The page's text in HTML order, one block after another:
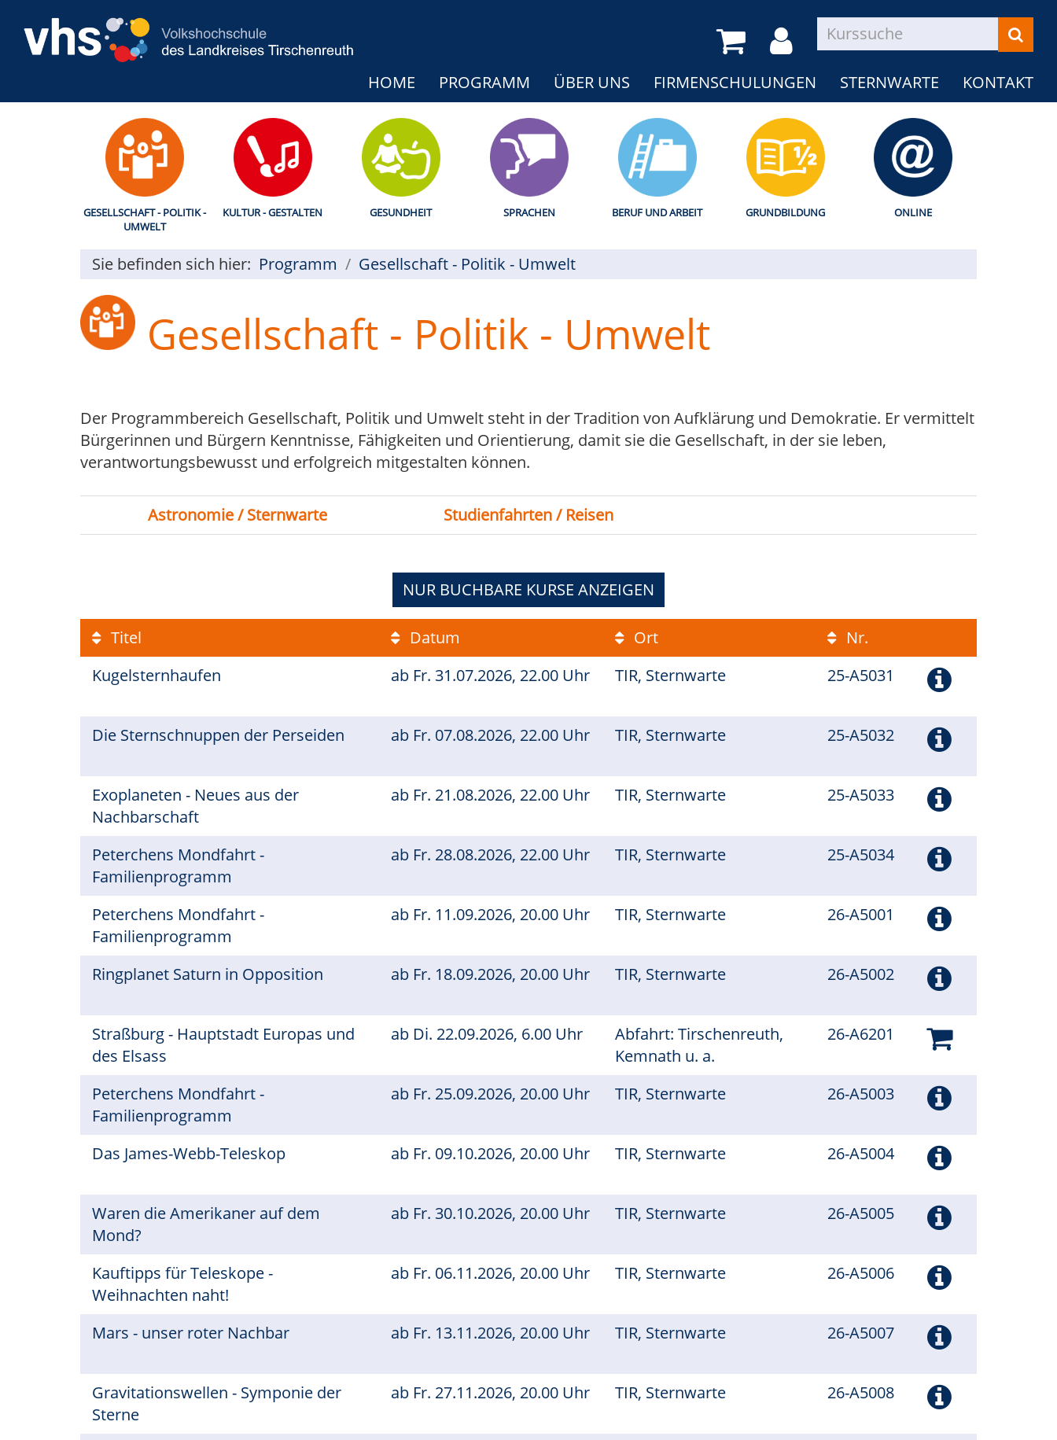
HOME PROGRAMM ÜBER UNS FIRMENSCHULUNGEN STERNWARTE KONTAKT
GESELLSCHAFT - POLITIK -
UMWELT
KULTUR - GESTALTEN GESUNDHEIT SPRACHEN BERUF UND ARBEIT GRUNDBILDUNG ONLINE
Sie befinden sich hier: Programm Gesellschaft - Politik - Umwelt
Gesellschaft - Politik - Umwelt
Der Programmbereich Gesellschaft, Politik und Umwelt steht in der Tradition von Aufklärung und Demokratie. Er vermittelt
Bürgerinnen und Bürgern Kenntnisse, Fähigkeiten und Orientierung, damit sie die Gesellschaft, in der sie leben,
verantwortungsbewusst und erfolgreich mitgestalten können.
Astronomie / Sternwarte Studienfahrten / Reisen
NUR BUCHBARE KURSE ANZEIGEN
Titel Datum Ort
Nr.
Kugelsternhaufen
ab Fr. 31.07.2026, 22.00 Uhr TIR, Sternwarte 25-A5031
Die Sternschnuppen der Perseiden ab Fr. 07.08.2026, 22.00 Uhr TIR, Sternwarte 25-A5032
Exoplaneten - Neues aus der
Nachbarschaft
ab Fr. 21.08.2026, 22.00 Uhr TIR, Sternwarte 25-A5033
Peterchens Mondfahrt -
Familienprogramm
ab Fr. 28.08.2026, 22.00 Uhr TIR, Sternwarte 25-A5034
Peterchens Mondfahrt -
Familienprogramm
ab Fr. 11.09.2026, 20.00 Uhr TIR, Sternwarte 26-A5001
Ringplanet Saturn in Opposition ab Fr. 18.09.2026, 20.00 Uhr TIR, Sternwarte 26-A5002
Straßburg - Hauptstadt Europas und
des Elsass
ab Di. 22.09.2026, 6.00 Uhr
Abfahrt: Tirschenreuth,
Kemnath u. a.
26-A6201
Peterchens Mondfahrt -
Familienprogramm
ab Fr. 25.09.2026, 20.00 Uhr TIR, Sternwarte 26-A5003
Das James-Webb-Teleskop ab Fr. 09.10.2026, 20.00 Uhr TIR, Sternwarte 26-A5004
Waren die Amerikaner auf dem
Mond?
ab Fr. 30.10.2026, 20.00 Uhr TIR, Sternwarte 26-A5005
Kauftipps für Teleskope -
Weihnachten naht!
ab Fr. 06.11.2026, 20.00 Uhr TIR, Sternwarte 26-A5006
Mars - unser roter Nachbar ab Fr. 13.11.2026, 20.00 Uhr TIR, Sternwarte 26-A5007
Gravitationswellen - Symponie der
Sterne
ab Fr. 27.11.2026, 20.00 Uhr TIR, Sternwarte 26-A5008